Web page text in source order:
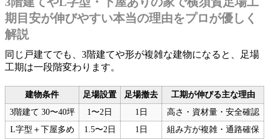
期目安が伸びやすい本当の理由をプロが優しく
解説
同じ戸建てでも、3階建てや形が複雑な建物になると、足場
工期は一段階変わります。
建物条件 足場設置 足場撤去
工期が伸びる主な理由
3階建て 30〜40坪
1〜2日 1日
高さ・資材量・安全確認
L字型＋下屋多め
1.5〜2日 1日 組み方が複雑・通路確保